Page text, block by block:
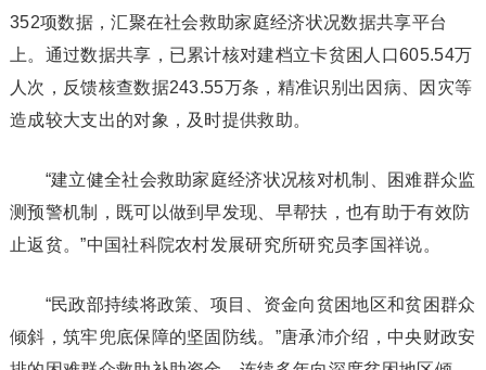
352项数据，汇聚在社会救助家庭经济状况数据共享平台
上。通过数据共享，已累计核对建档立卡贫困人口605.54万
人次，反馈核查数据243.55万条，精准识别出因病、因灾等
造成较大支出的对象，及时提供救助。
“建立健全社会救助家庭经济状况核对机制、困难群众监
测预警机制，既可以做到早发现、早帮扶，也有助于有效防
止返贫。”中国社科院农村发展研究所研究员李国祥说。
“民政部持续将政策、项目、资金向贫困地区和贫困群众
倾斜，筑牢兜底保障的坚固防线。”唐承沛介绍，中央财政安